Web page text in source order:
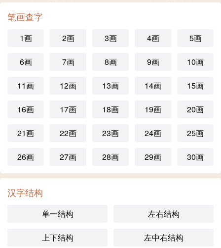
笔画查字
1画 2画 3画 4画 5画
6画 7画 8画 9画 10画
11画 12画 13画 14画 15画
16画 17画 18画 19画 20画
21画 22画 23画 24画 25画
26画 27画 28画 29画 30画
汉字结构
单一结构 左右结构
上下结构 左中右结构